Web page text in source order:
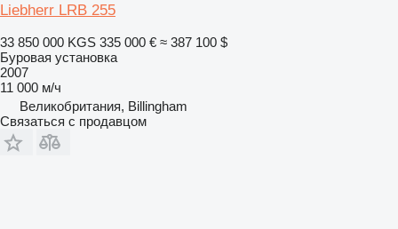
Liebherr LRB 255
33 850 000 KGS 335 000 € ≈ 387 100 $
Буровая установка
2007
11 000 м/ч
Великобритания, Billingham
Связаться с продавцом